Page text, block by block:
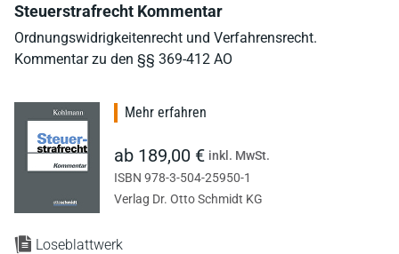
Steuerstrafrecht Kommentar
Ordnungswidrigkeitenrecht und Verfahrensrecht.
Kommentar zu den §§ 369-412 AO
Loseblattwerk
Mehr erfahren
ab 189,00 € inkl. MwSt.
ISBN 978-3-504-25950-1
Verlag Dr. Otto Schmidt KG